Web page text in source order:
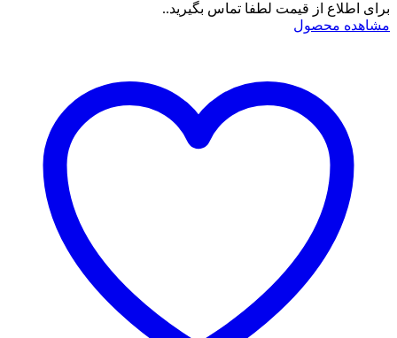
برای اطلاع از قیمت لطفا تماس بگیرید..
مشاهده محصول